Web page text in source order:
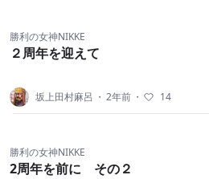
勝利の女神NIKKE
２周年を迎えて
坂上田村麻呂 ・ 2年前 ・ 14
勝利の女神NIKKE
2周年を前に その２